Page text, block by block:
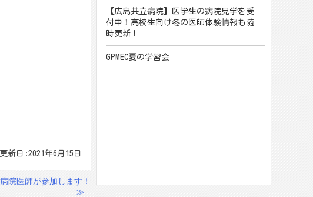
新日:2021年6月15日
院医師が参加します！
≫
【広島共立病院】医学生の病院見学を受
付中！高校生向け冬の医師体験情報も随
時更新！
GPMEC夏の学習会